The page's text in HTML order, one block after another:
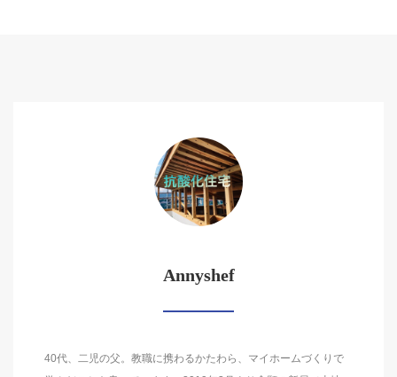
Annyshef
40代、二児の父。教職に携わるかたわら、マイホームづくりで